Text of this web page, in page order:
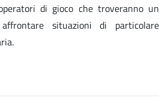
di gioco che troveranno un
situazioni di particolare